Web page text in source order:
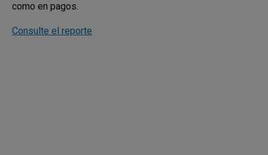
como en pagos.
Consulte el reporte